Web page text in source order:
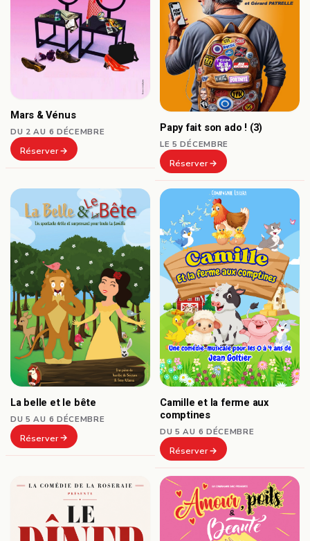
Mars & Vénus
DU 2 AU 6 DÉCEMBRE
Réserver
Papy fait son ado ! (3)
LE 5 DÉCEMBRE
Réserver
La belle et le bête
DU 5 AU 6 DÉCEMBRE
Réserver
Camille et la ferme aux
comptines
DU 5 AU 6 DÉCEMBRE
Réserver